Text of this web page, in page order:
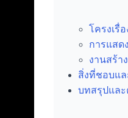
โครงเรื่
การแสด
งานสร้า
สิ่งที่ชอบแ
บทสรุปแล